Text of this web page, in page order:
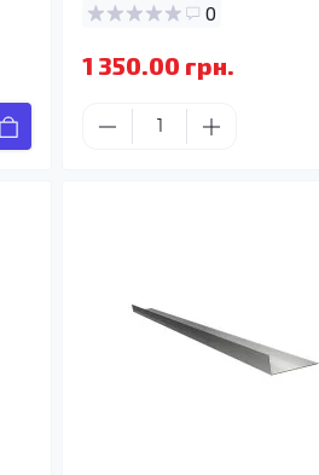
0
1 350.00 грн.